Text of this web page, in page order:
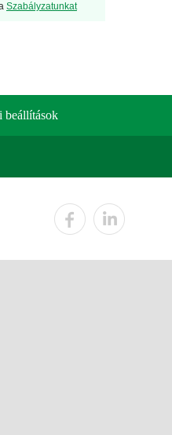
Szabályzatunkat
beállítások